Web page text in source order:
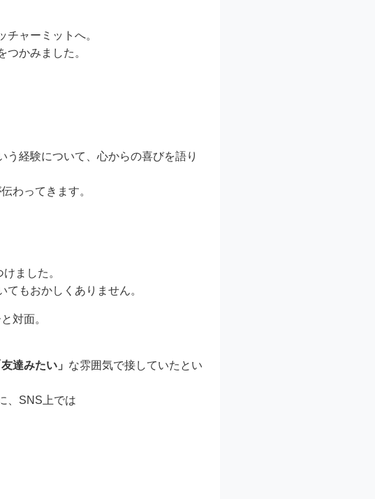
ャーミットへ。
つかみました。
う経験について、心からの喜びを語り
わってきます。
ました。
もおかしくありません。
対面。
友達みたい」 な雰囲気で接していたとい
、SNS上では